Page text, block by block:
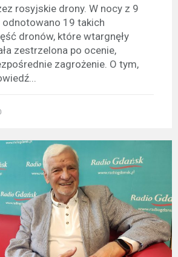
rosyjskie drony. W nocy z 9
odnotowano 19 takich
dronów, które wtargnęły
zestrzelona po ocenie,
zagrożenie. O tym,